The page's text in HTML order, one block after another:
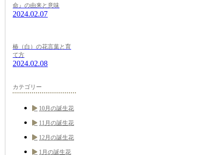
命』の由来と意味
2024.02.07
椿（白）の花言葉と育
て方
2024.02.08
カテゴリー
10月の誕生花
11月の誕生花
12月の誕生花
1月の誕生花